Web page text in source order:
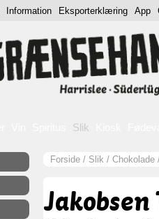
Slik
Forside / Slik / Chokolade
Information Eksporterklæring App